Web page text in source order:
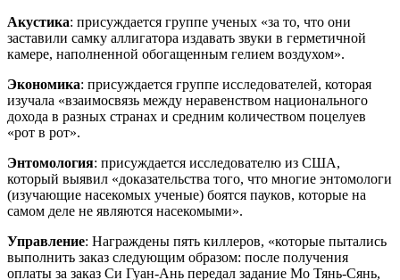
Акустика: присуждается группе ученых «за то, что они
заставили самку аллигатора издавать звуки в герметичной
камере, наполненной обогащенным гелием воздухом».
Экономика: присуждается группе исследователей, которая
изучала «взаимосвязь между неравенством национального
дохода в разных странах и средним количеством поцелуев
«рот в рот».
Энтомология: присуждается исследователю из США,
который выявил «доказательства того, что многие энтомологи
(изучающие насекомых ученые) боятся пауков, которые на
самом деле не являются насекомыми».
Управление: Награждены пять киллеров, «которые пытались
выполнить заказ следующим образом: после получения
оплаты за заказ Си Гуан-Ань передал задание Мо Тянь-Сянь,